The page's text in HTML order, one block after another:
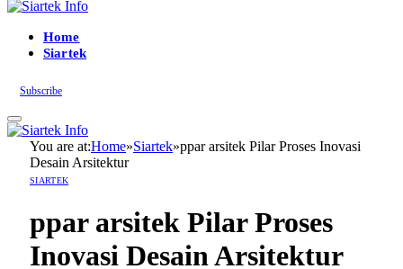
Home
Siartek
Subscribe
You are at:Home»Siartek»ppar arsitek Pilar Proses Inovasi
Desain Arsitektur
SIARTEK
ppar arsitek Pilar Proses
Inovasi Desain Arsitektur